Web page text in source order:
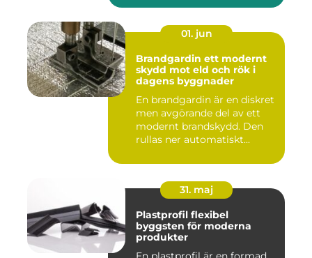
01. jun
Brandgardin ett modernt
skydd mot eld och rök i
dagens byggnader
En brandgardin är en diskret
men avgörande del av ett
modernt brandskydd. Den
rullas ner automatiskt...
31. maj
Plastprofil flexibel
byggsten för moderna
produkter